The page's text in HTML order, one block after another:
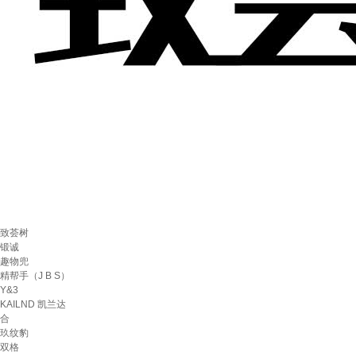
致荟树
锻诚
趣物兜
精帮手（J B S）
Y&3
KAILND 凯兰达
合
玖纹豹
双格